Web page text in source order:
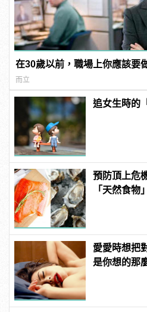
在30歲以前，職場上你應該要
而立
追女生時的
預防頂上危
「天然食物
愛愛時想把
是你想的那